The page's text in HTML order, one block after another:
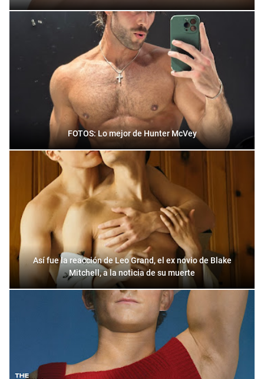
FOTOS: Lo mejor de Hunter McVey
Así fue la reacción de Leo Grand, el ex novio de Blake
Mitchell, a la noticia de su muerte